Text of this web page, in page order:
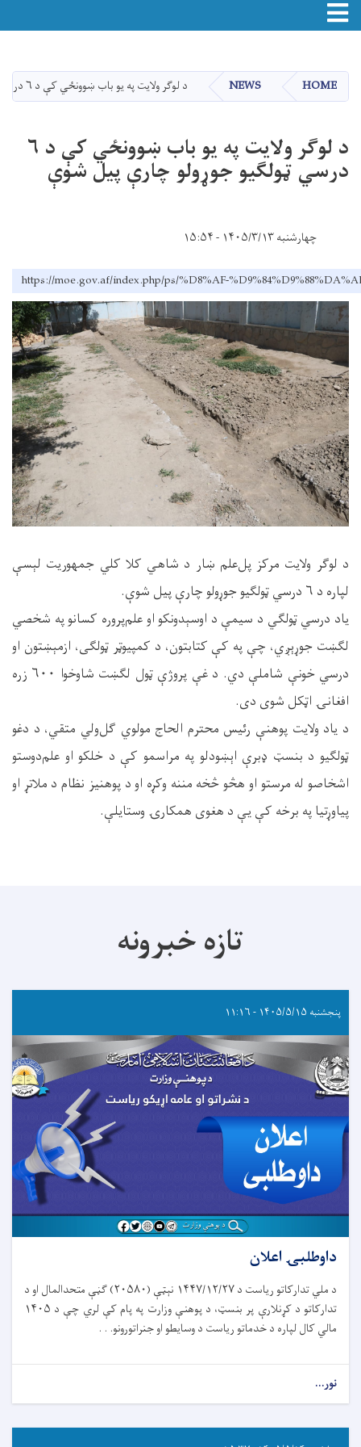
دانګل
Toggle navigation
HOME
NEWS د لوګر ولایت په یو باب ښوونځي کې د ۶ درسي ټولګیو جوړولو چارې پیل شوې
د لوګر ولایت په یو باب ښوونځي کې د ۶
درسي ټولګیو جوړولو چارې پیل شوې
چهارشنبه ۱۴۰۵/۳/۱۳ - ۱۵:۵۴
https://moe.gov.af/index.php/ps/%D8%AF-
د لوګر ولایت مرکز پل‌علم ښار د شاهي کلا کلي جمهوریت لېسې
لپاره د ۶ درسي ټولګیو جوړولو چارې پیل شوې.
یاد درسي ټولګي د سیمې د اوسېدونکو او علم‌پروره کسانو په شخصي
لګښت جوړېږي، چې په کې کتابتون، د کمپیوټر ټولګی، ازمېښتون او
درسي خونې شاملې دي. د غې پروژې ټول لګښت شاوخوا ۶۰۰ زره
افغانۍ اټکل شوی دی.
د یاد ولایت پوهنې رئیس محترم الحاج مولوي ګل‌ولي متقي، د دغو
ټولګیو د بنسټ ډبرې اېښودلو په مراسمو کې د خلکو او علم‌دوستو
اشخاصو له مرستو او هڅو څخه مننه وکړه او د پوهنیز نظام د ملاتړ او
پیاوړتیا په برخه کې یې د هغوی همکارۍ وستایلې.
تازه خبرونه
پنجشنبه ۱۴۰۵/۵/۱۵ - ۱۱:۱۶
داوطلبۍ اعلان
د ملي تدارکاتو ریاست د ۱۴۴۷/۱۲/۲۷ نېټې (۲۰۵۸۰) ګڼې متحدالمال او د
تدارکاتو د کړنلارې پر بنسټ، د پوهنې وزارت په پام کې لري چې د ۱۴۰۵
مالي کال لپاره د خدماتو ریاست د وسایطو او جنراتورونو. . .
نور...